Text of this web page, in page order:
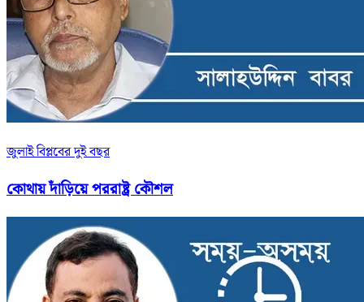
জুলাই বিপ্লবের দুই বছর
কোথায় দাঁড়িয়ে পররাষ্ট্র কৌশল